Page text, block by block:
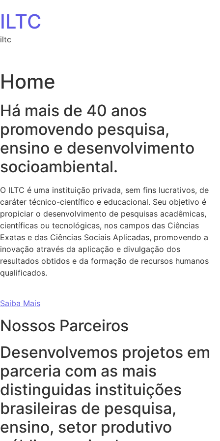
ILTC
iltc
Home
Há mais de 40 anos
promovendo pesquisa,
ensino e desenvolvimento
socioambiental.
O ILTC é uma instituição privada, sem fins lucrativos, de
caráter técnico-científico e educacional. Seu objetivo é
propiciar o desenvolvimento de pesquisas acadêmicas,
científicas ou tecnológicas, nos campos das Ciências
Exatas e das Ciências Sociais Aplicadas, promovendo a
inovação através da aplicação e divulgação dos
resultados obtidos e da formação de recursos humanos
qualificados.
Saiba Mais
Nossos Parceiros
Desenvolvemos projetos em
parceria com as mais
distinguidas instituições
brasileiras de pesquisa,
ensino, setor produtivo